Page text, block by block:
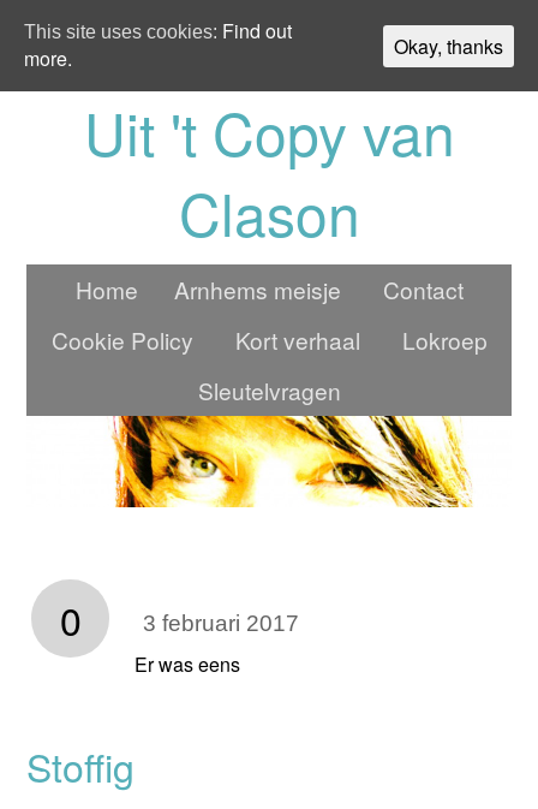
Uit 't Copy van
Clason
Home Arnhems meisje
Contact
Cookie Policy
Kort verhaal
Lokroep
Sleutelvragen
0 3 februari 2017
Er was eens
Stoffig
This site uses cookies: Find out
more.
Okay, thanks